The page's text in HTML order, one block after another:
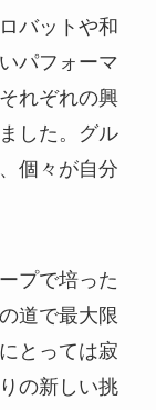
バットや和
パフォーマ
れぞれの興
した。グル
個々が自分
プで培った
道で最大限
とっては寂
の新しい挑